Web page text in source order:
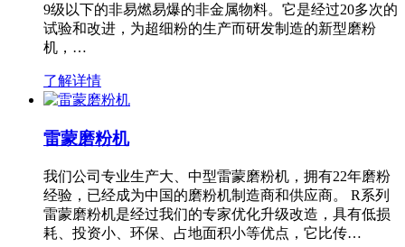
9级以下的非易燃易爆的非金属物料。它是经过20多次的
试验和改进，为超细粉的生产而研发制造的新型磨粉
机，…
了解详情
雷蒙磨粉机
我们公司专业生产大、中型雷蒙磨粉机，拥有22年磨粉
经验，已经成为中国的磨粉机制造商和供应商。 R系列
雷蒙磨粉机是经过我们的专家优化升级改造，具有低损
耗、投资小、环保、占地面积小等优点，它比传…